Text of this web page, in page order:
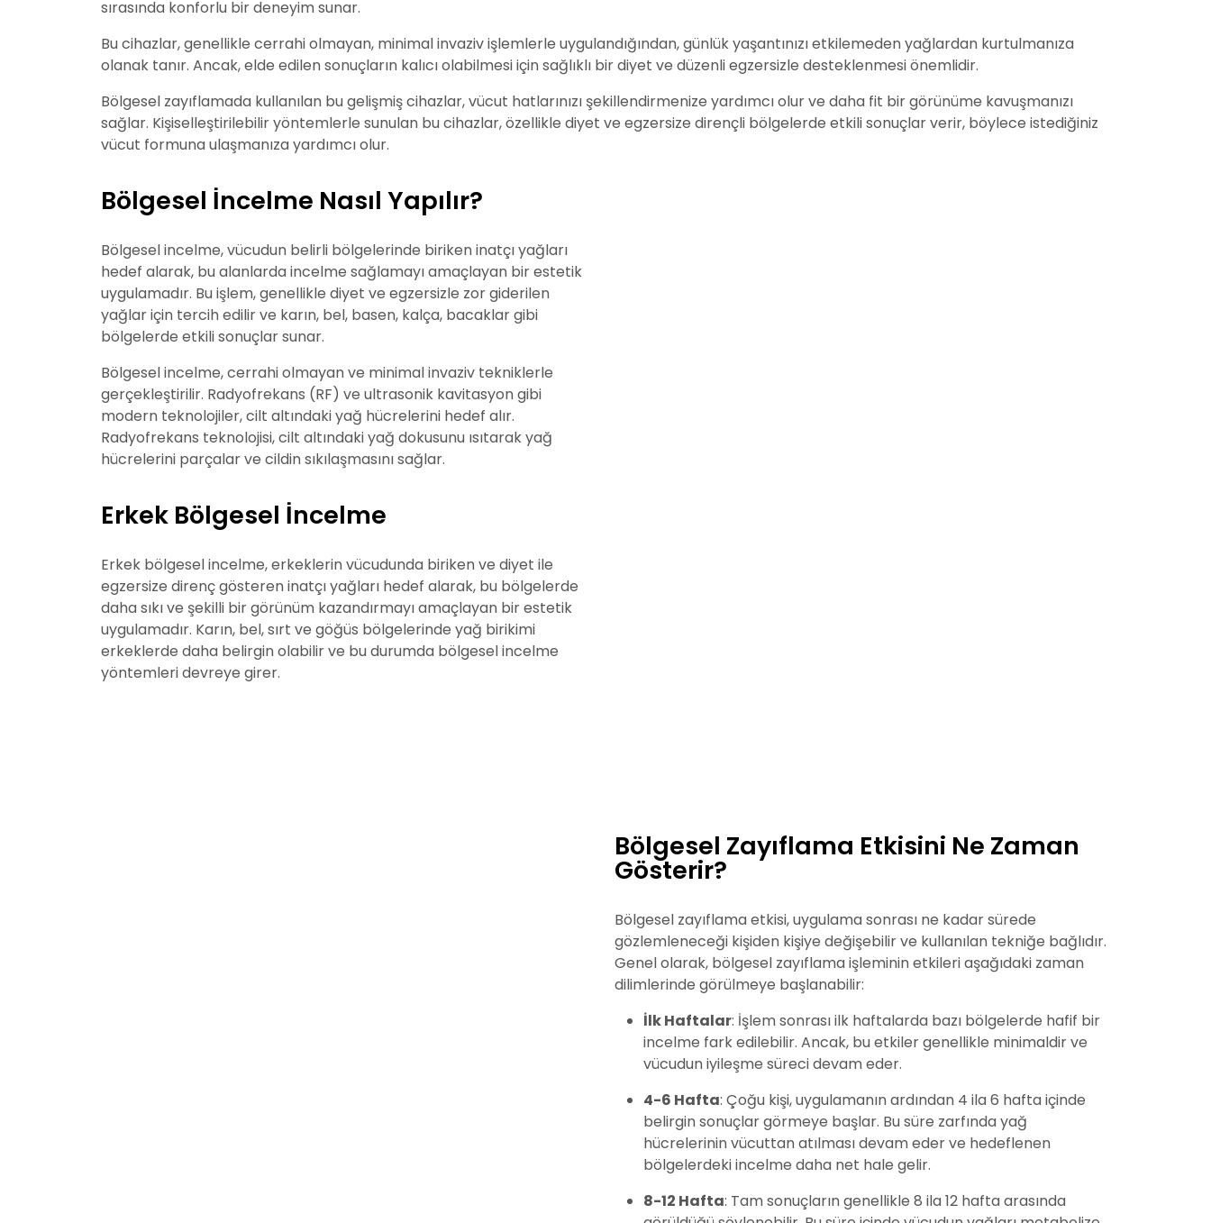
sırasında konforlu bir deneyim sunar.
Bu cihazlar, genellikle cerrahi olmayan, minimal invaziv işlemlerle uygulandığından, günlük yaşantınızı etkilemeden yağlardan kurtulmanıza
olanak tanır. Ancak, elde edilen sonuçların kalıcı olabilmesi için sağlıklı bir diyet ve düzenli egzersizle desteklenmesi önemlidir.
Bölgesel zayıflamada kullanılan bu gelişmiş cihazlar, vücut hatlarınızı şekillendirmenize yardımcı olur ve daha fit bir görünüme kavuşmanızı
sağlar. Kişiselleştirilebilir yöntemlerle sunulan bu cihazlar, özellikle diyet ve egzersize dirençli bölgelerde etkili sonuçlar verir, böylece istediğiniz
vücut formuna ulaşmanıza yardımcı olur.
Bölgesel İncelme Nasıl Yapılır?
Bölgesel incelme, vücudun belirli bölgelerinde biriken inatçı yağları
hedef alarak, bu alanlarda incelme sağlamayı amaçlayan bir estetik
uygulamadır. Bu işlem, genellikle diyet ve egzersizle zor giderilen
yağlar için tercih edilir ve karın, bel, basen, kalça, bacaklar gibi
bölgelerde etkili sonuçlar sunar.
Bölgesel incelme, cerrahi olmayan ve minimal invaziv tekniklerle
gerçekleştirilir. Radyofrekans (RF) ve ultrasonik kavitasyon gibi
modern teknolojiler, cilt altındaki yağ hücrelerini hedef alır.
Radyofrekans teknolojisi, cilt altındaki yağ dokusunu ısıtarak yağ
hücrelerini parçalar ve cildin sıkılaşmasını sağlar.
Erkek Bölgesel İncelme
Erkek bölgesel incelme, erkeklerin vücudunda biriken ve diyet ile
egzersize direnç gösteren inatçı yağları hedef alarak, bu bölgelerde
daha sıkı ve şekilli bir görünüm kazandırmayı amaçlayan bir estetik
uygulamadır. Karın, bel, sırt ve göğüs bölgelerinde yağ birikimi
erkeklerde daha belirgin olabilir ve bu durumda bölgesel incelme
yöntemleri devreye girer.
Bölgesel Zayıflama Etkisini Ne Zaman
Gösterir?
Bölgesel zayıflama etkisi, uygulama sonrası ne kadar sürede
gözlemleneceği kişiden kişiye değişebilir ve kullanılan tekniğe bağlıdır.
Genel olarak, bölgesel zayıflama işleminin etkileri aşağıdaki zaman
dilimlerinde görülmeye başlanabilir:
İlk Haftalar: İşlem sonrası ilk haftalarda bazı bölgelerde hafif bir
incelme fark edilebilir. Ancak, bu etkiler genellikle minimaldir ve
vücudun iyileşme süreci devam eder.
4-6 Hafta: Çoğu kişi, uygulamanın ardından 4 ila 6 hafta içinde
belirgin sonuçlar görmeye başlar. Bu süre zarfında yağ
hücrelerinin vücuttan atılması devam eder ve hedeflenen
bölgelerdeki incelme daha net hale gelir.
8-12 Hafta: Tam sonuçların genellikle 8 ila 12 hafta arasında